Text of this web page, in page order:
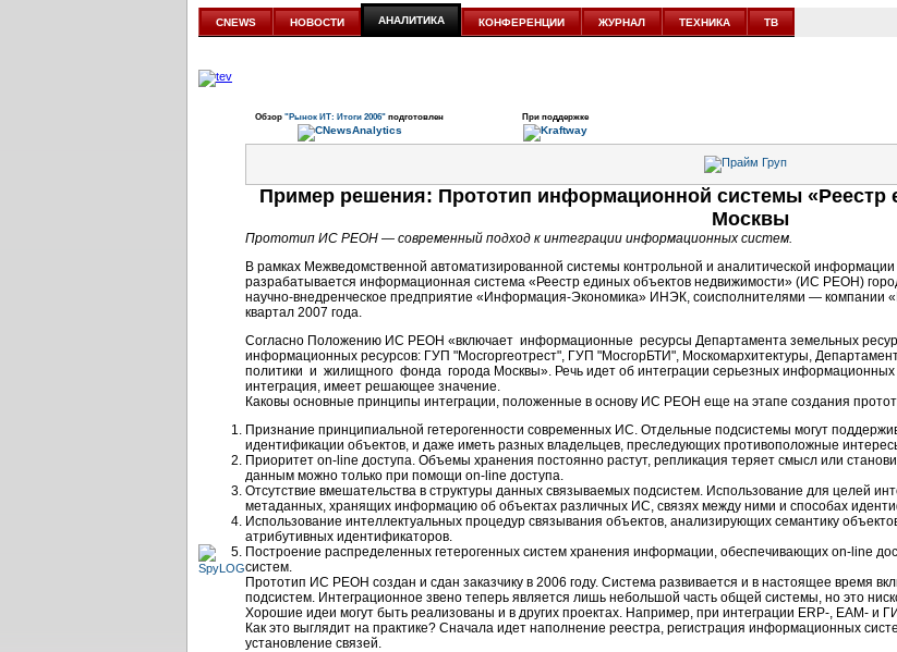
аналитике
новых условиях
CNEWS НОВОСТИ АНАЛИТИКА КОНФЕРЕНЦИИ ЖУРНАЛ ТЕХНИКА ТВ
Обзор "Рынок ИТ: Итоги 2006" подготовлен При поддержке
Пример решения: Прототип информационной системы «Реестр
Москвы
Прототип ИС РЕОН — современный подход к интеграции информационных систем.
В рамках Межведомственной автоматизированной системы контрольной и аналитической
разрабатывается информационная система «Реестр единых объектов недвижимости» (ИС РЕОН)
научно-внедренческое предприятие «Информация-Экономика» ИНЭК, соисполнителями —
квартал 2007 года.
Согласно Положению ИС РЕОН «включает информационные ресурсы Департамента земельных
информационных ресурсов: ГУП "Мосгоргеотрест", ГУП "МосгорБТИ", Москомархитектуры,
политики и жилищного фонда города Москвы». Речь идет об интеграции серьезных информационных
интеграция, имеет решающее значение.
Каковы основные принципы интеграции, положенные в основу ИС РЕОН еще на этапе создания
Признание принципиальной гетерогенности современных ИС. Отдельные подсистемы могут
идентификации объектов, и даже иметь разных владельцев, преследующих противоположные
Приоритет on-line доступа. Объемы хранения постоянно растут, репликация теряет смысл или
данным можно только при помощи on-line доступа.
Отсутствие вмешательства в структуры данных связываемых подсистем. Использование для целей
метаданных, хранящих информацию об объектах различных ИС, связях между ними и способах
Использование интеллектуальных процедур связывания объектов, анализирующих семантику
атрибутивных идентификаторов.
Построение распределенных гетерогенных систем хранения информации, обеспечивающих on-line
систем.
Прототип ИС РЕОН создан и сдан заказчику в 2006 году. Система развивается и в настоящее время
подсистем. Интеграционное звено теперь является лишь небольшой часть общей системы, но это
Хорошие идеи могут быть реализованы и в других проектах. Например, при интеграции ERP-, EAM- и
Как это выглядит на практике? Сначала идет наполнение реестра, регистрация информационных
установление связей.